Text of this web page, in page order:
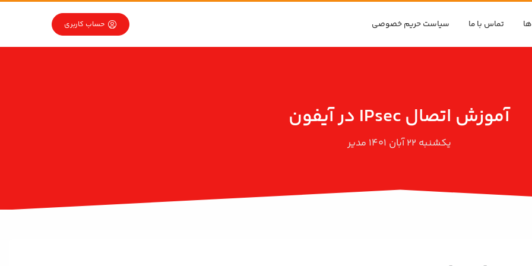
تماس با ما سیاست حریم خصوصی حساب کاربری
آموزش اتصال IPsec در آیفون
یکشنبه ۲۲ آبان ۱۴۰۱ مدیر